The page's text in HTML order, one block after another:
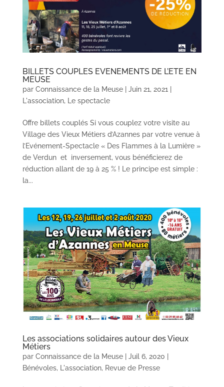
BILLETS COUPLES EVENEMENTS DE L’ETE EN
MEUSE
par Connaissance de la Meuse| Juin 21, 2021
L'association, Le spectacle
Offre billets couplés Si vous couplez votre visite au
Village des Vieux Métiers d’Azannes par votre venue à
l’Evénement-Spectacle « Des Flammes à la Lumière »
de Verdun et inversement, vous bénéficierez de
réduction allant de 19 à 25 % ! Le principe est simple :
la...
Les associations solidaires autour des Vieux
Métiers
par Connaissance de la Meuse| Juil 6, 2020
Bénévoles, L'association, Revue de Presse